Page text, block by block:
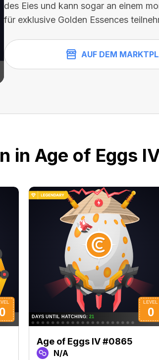
des Eies und kann sogar an einem
für exklusive Golden Essences
AUF DEM
in Age of Eggs
Age of Eggs IV #0865
N/A